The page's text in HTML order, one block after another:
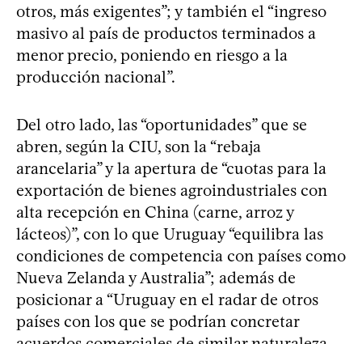
otros, más exigentes”; y también el “ingreso
masivo al país de productos terminados a
menor precio, poniendo en riesgo a la
producción nacional”.
Del otro lado, las “oportunidades” que se
abren, según la CIU, son la “rebaja
arancelaria” y la apertura de “cuotas para la
exportación de bienes agroindustriales con
alta recepción en China (carne, arroz y
lácteos)”, con lo que Uruguay “equilibra las
condiciones de competencia con países como
Nueva Zelanda y Australia”; además de
posicionar a “Uruguay en el radar de otros
países con los que se podrían concretar